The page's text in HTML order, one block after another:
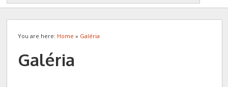
You are here: Home » Galéria
Galéria